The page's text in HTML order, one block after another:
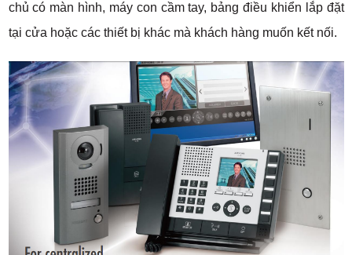
chủ có màn hình, máy con cầm tay, bảng điều khiển lắp đặt
tại cửa hoặc các thiết bị khác mà khách hàng muốn kết nối.